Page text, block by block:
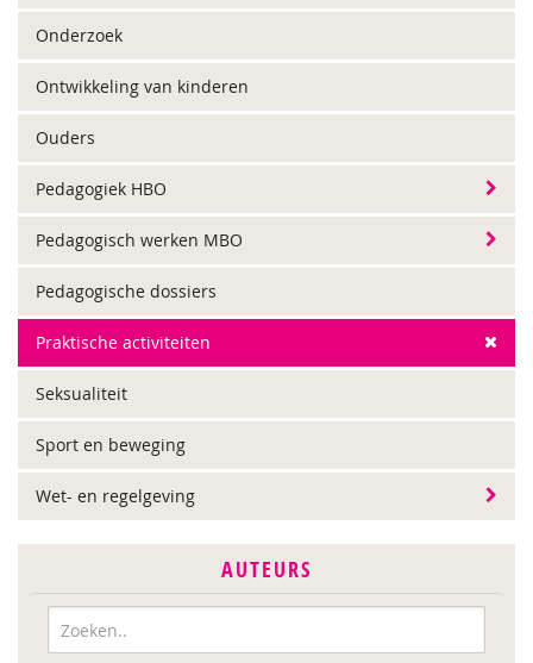
Onderzoek
Ontwikkeling van kinderen
Ouders
Pedagogiek HBO
Pedagogisch werken MBO
Pedagogische dossiers
Praktische activiteiten
Seksualiteit
Sport en beweging
Wet- en regelgeving
AUTEURS